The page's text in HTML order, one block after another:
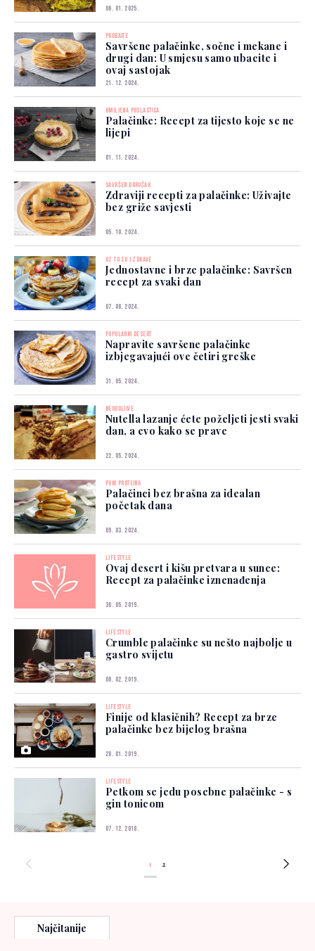
06. 01. 2025.
PROBAJTE
Savršene palačinke, sočne i mekane i
drugi dan: U smjesu samo ubacite i
ovaj sastojak
21. 12. 2024.
OMILJENA POSLASTICA
Palačinke: Recept za tijesto koje se ne
lijepi
01. 11. 2024.
SAVRŠEN DORUČAK
Zdraviji recepti za palačinke: Uživajte
bez griže savjesti
05. 10. 2024.
UZ TO SU I ZDRAVE
Jednostavne i brze palačinke: Savršen
recept za svaki dan
07. 08. 2024.
POPULARNI DESERT
Napravite savršene palačinke
izbjegavajući ove četiri greške
31. 05. 2024.
NEODOLJIVE
Nutella lazanje ćete poželjeti jesti svaki
dan, a evo kako se prave
22. 05. 2024.
PUNI PROTEINA
Palačinci bez brašna za idealan
početak dana
09. 03. 2024.
LIFESTYLE
Ovaj desert i kišu pretvara u sunce:
Recept za palačinke iznenađenja
30. 05. 2019.
LIFESTYLE
Crumble palačinke su nešto najbolje u
gastro svijetu
06. 02. 2019.
LIFESTYLE
Finije od klasičnih? Recept za brze
palačinke bez bijelog brašna
28. 01. 2019.
LIFESTYLE
Petkom se jedu posebne palačinke - s
gin tonicom
07. 12. 2018.
1 2
Najčitanije